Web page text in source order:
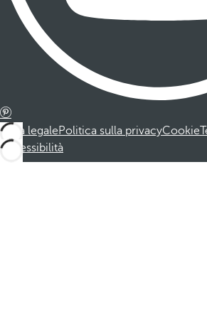
Nota legalePolitica sulla privacyCookie
Accessibilità